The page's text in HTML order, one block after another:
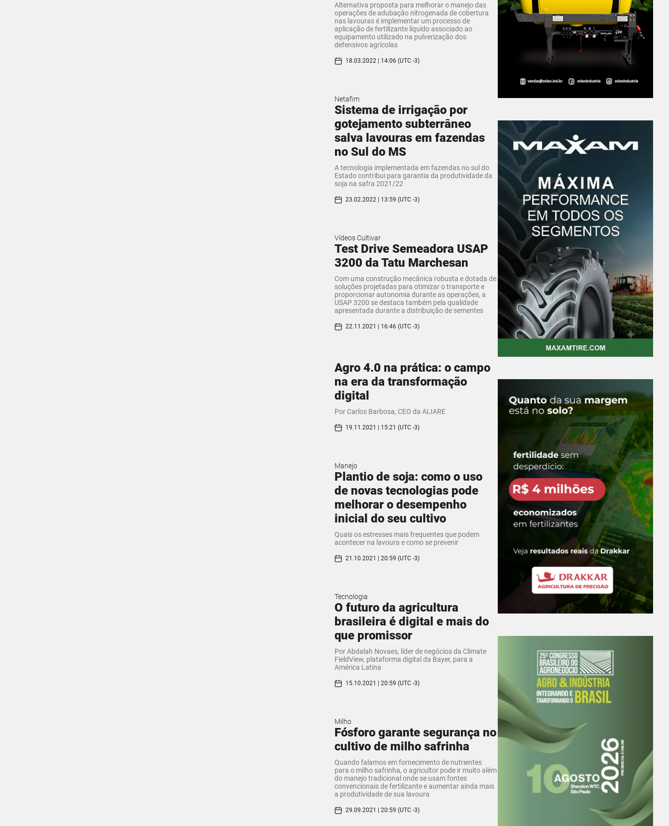
Alternativa proposta para melhorar o manejo das
operações de adubação nitrogenada de cobertura
nas lavouras é implementar um processo de
aplicação de fertilizante líquido associado ao
equipamento utilizado na pulverização dos
defensivos agrícolas
18.03.2022 | 14:06 (UTC -3)
Netafim
Sistema de irrigação por
gotejamento subterrâneo
salva lavouras em fazendas
no Sul do MS
A tecnologia implementada em fazendas no sul do
Estado contribui para garantia da produtividade da
soja na safra 2021/22
23.02.2022 | 13:59 (UTC -3)
Vídeos Cultivar
Test Drive Semeadora USAP
3200 da Tatu Marchesan
Com uma construção mecânica robusta e dotada de
soluções projetadas para otimizar o transporte e
proporcionar autonomia durante as operações, a
USAP 3200 se destaca também pela qualidade
apresentada durante a distribuição de sementes
22.11.2021 | 16:46 (UTC -3)
Agro 4.0 na prática: o campo
na era da transformação
digital
Por Carlos Barbosa, CEO da ALIARE
19.11.2021 | 15:21 (UTC -3)
Manejo
Plantio de soja: como o uso
de novas tecnologias pode
melhorar o desempenho
inicial do seu cultivo
Quais os estresses mais frequentes que podem
acontecer na lavoura e como se prevenir
21.10.2021 | 20:59 (UTC -3)
Tecnologia
O futuro da agricultura
brasileira é digital e mais do
que promissor
Por Abdalah Novaes, líder de negócios da Climate
FieldView, plataforma digital da Bayer, para a
América Latina
15.10.2021 | 20:59 (UTC -3)
Milho
Fósforo garante segurança no
cultivo de milho safrinha
Quando falamos em fornecimento de nutrientes
para o milho safrinha, o agricultor pode ir muito além
do manejo tradicional onde se usam fontes
convencionais de fertilizante e aumentar ainda mais
a produtividade de sua lavoura
29.09.2021 | 20:59 (UTC -3)